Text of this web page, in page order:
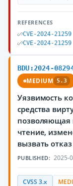
REFERENCES
CVE-2024-21259
CVE-2024-21259
BDU:2024-
MEDIUM 5.3
Уязвимость
средства
позволяющая
чтение,
вызвать
PUBLISHED: 2025-
CVSS 3.x